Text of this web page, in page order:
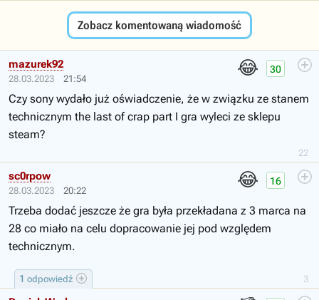
Zobacz komentowaną wiadomość
28.03.2023 21:54
😂
22
30
mazurek92
Czy sony wydało już oświadczenie, że w związku ze stanem
technicznym the last of crap part I gra wyleci ze sklepu
steam?
28.03.2023 20:22
😂
3
16
1 odpowiedź
sc0rpow
Trzeba dodać jeszcze że gra była przekładana z 3 marca na
28 co miało na celu dopracowanie jej pod względem
technicznym.